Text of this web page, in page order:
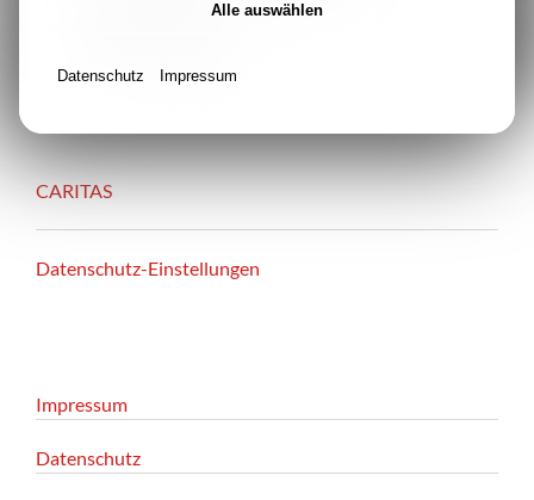
CARITAS
Datenschutz-Einstellungen
Impressum
Datenschutz
Alle auswählen
Datenschutz Impressum